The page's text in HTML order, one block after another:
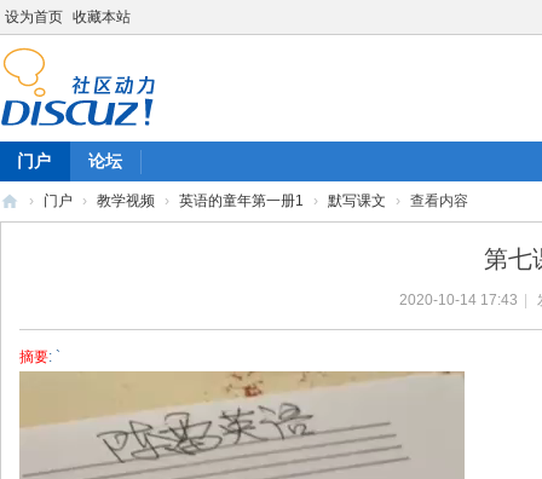
设为首页 收藏本站
门户 论坛
› 门户 › 教学视频 › 英语的童年第一册1 › 默写课文 › 查看内容
第七
2020-10-14 17:43
摘要: `